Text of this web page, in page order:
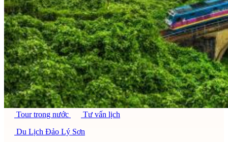
Tour trong nước
Tư vấn lịch
Du Lịch Đảo Lý Sơn